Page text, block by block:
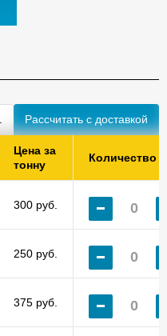
Цена за
тонну
Количество
300 руб.
250 руб.
375 руб.